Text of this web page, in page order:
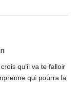
qu’il va te falloir
qui pourra la